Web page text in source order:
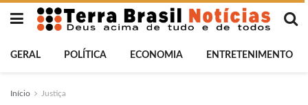
GERAL POLÍTICA ECONOMIA ENTRETENIMENTO
Início Justiça